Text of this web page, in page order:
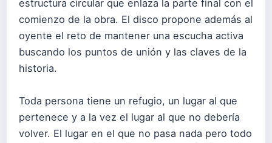
estructura circular que enlaza la parte final con el
comienzo de la obra. El disco propone además al
oyente el reto de mantener una escucha activa
buscando los puntos de unión y las claves de la
historia.
Toda persona tiene un refugio, un lugar al que
pertenece y a la vez el lugar al que no debería
volver. El lugar en el que no pasa nada pero todo